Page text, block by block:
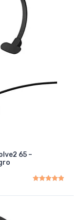
65 –